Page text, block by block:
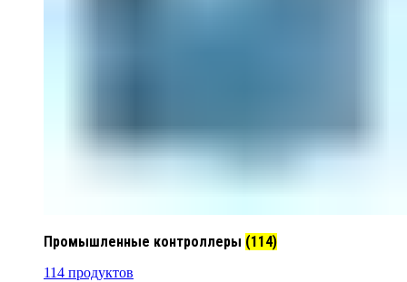
Промышленные контроллеры (114)
114 продуктов